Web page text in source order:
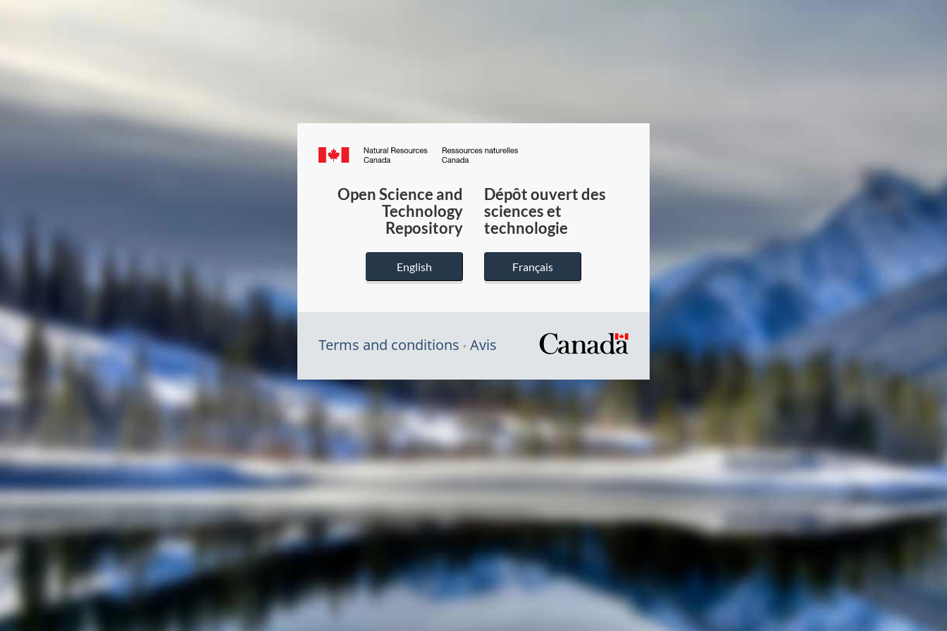
Canada.ca
du
Canada
Open Science and
Technology
Repository
English
Dépôt ouvert des
sciences et
technologie
Français
Terms and conditions Avis
/
gouvernement
du
Canada